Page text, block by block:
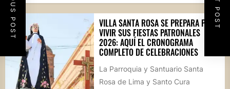
VILLA SANTA ROSA SE PREPARA PARA
VIVIR SUS FIESTAS PATRONALES
2026: AQUÍ EL CRONOGRAMA
COMPLETO DE CELEBRACIONES
La Parroquia y Santuario Santa
Rosa de Lima y Santo Cura